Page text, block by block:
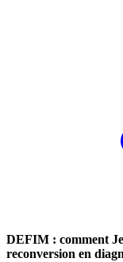
DEFIM : comment
reconversion en